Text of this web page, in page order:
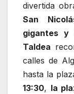
divertida
San
gigantes y
Taldea
calles de
hasta la
13:30, la